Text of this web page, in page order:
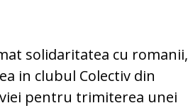
solidaritatea cu romanii,
in clubul Colectiv din
pentru trimiterea unei